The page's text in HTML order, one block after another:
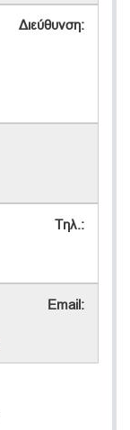
Διεύθυνση:
Τηλ.:
Email: